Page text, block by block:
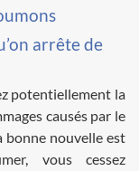
arrête de
potentiellement la
causés par le
bonne nouvelle est
vous cessez